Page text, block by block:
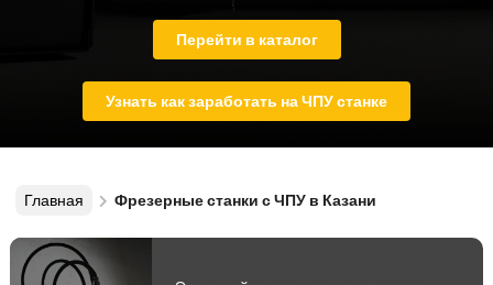
Перейти в каталог
Узнать как заработать на ЧПУ станке
Главная Фрезерные станки с ЧПУ в Казани